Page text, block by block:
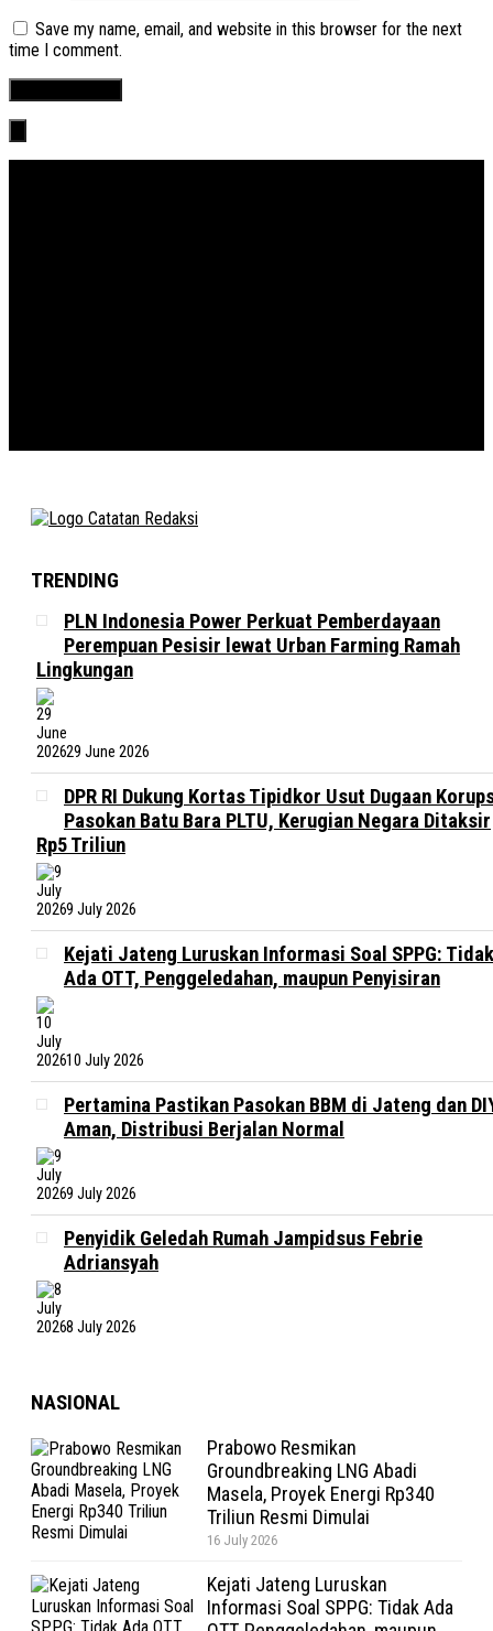
Save my name, email, and website in this browser for the next
time I comment.
TRENDING
PLN Indonesia Power Perkuat Pemberdayaan
Perempuan Pesisir lewat Urban Farming Ramah
Lingkungan
29 June 2026
DPR RI Dukung Kortas Tipidkor Usut Dugaan
Pasokan Batu Bara PLTU, Kerugian Negara Ditaksir
Rp5 Triliun
9 July 2026
Kejati Jateng Luruskan Informasi Soal SPPG: Tidak
Ada OTT, Penggeledahan, maupun Penyisiran
10 July 2026
Pertamina Pastikan Pasokan BBM di Jateng dan
Aman, Distribusi Berjalan Normal
9 July 2026
Penyidik Geledah Rumah Jampidsus Febrie
Adriansyah
8 July 2026
NASIONAL
Prabowo Resmikan
Groundbreaking LNG Abadi
Masela, Proyek Energi Rp340
Triliun Resmi Dimulai
16 July 2026
Kejati Jateng Luruskan
Informasi Soal SPPG: Tidak Ada